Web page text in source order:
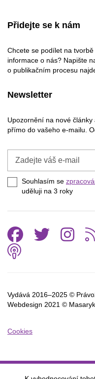
Přidejte se k nám
Chcete se podílet na
informace o nás? Napište
o publikačním procesu
Newsletter
Upozornění na nové
přímo do vašeho e-mailu.
e-
mail
Souhlasím se
uděluji na 3 roky
Vydává 2016–2025 ©
Webdesign 2021 ©
Cookies
Podcast